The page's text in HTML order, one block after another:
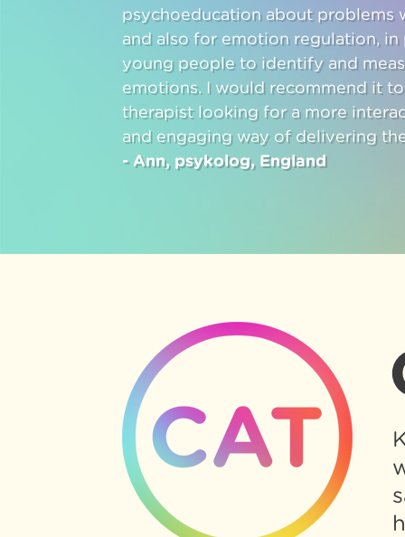
psychoeducation about problems
and also for emotion regulation,
young people to identify and
emotions. I would recommend it
therapist looking for a more
and engaging way of delivering
- Ann, psykolog, England